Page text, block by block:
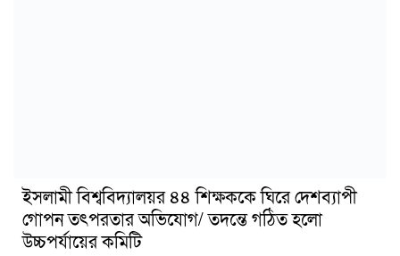
ইসলামী বিশ্ববিদ্যালয়র ৪৪ শিক্ষককে ঘিরে দেশব্যাপী
গোপন তৎপরতার অভিযোগ/ তদন্তে গঠিত হলো
উচ্চপর্যায়ের কমিটি